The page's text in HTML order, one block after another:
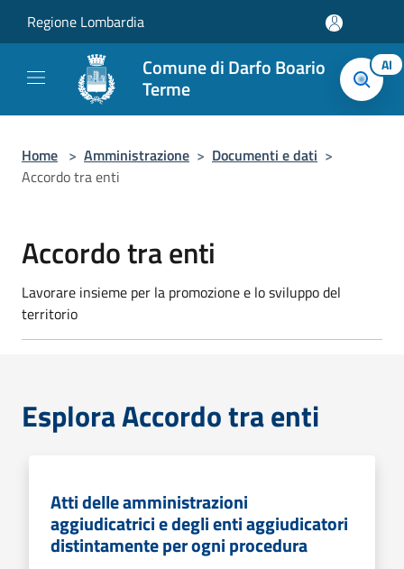
Regione Lombardia
Comune di Darfo Boario
Terme
AI
Home > Amministrazione > Documenti e dati >
Accordo tra enti
Accordo tra enti
Lavorare insieme per la promozione e lo sviluppo del
territorio
Esplora Accordo tra enti
Atti delle amministrazioni
aggiudicatrici e degli enti aggiudicatori
distintamente per ogni procedura